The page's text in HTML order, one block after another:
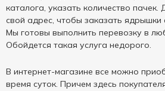
каталога, указать количество
свой адрес, чтобы заказать ядрышки
Мы готовы выполнить перевозку в
Обойдется такая услуга недорого.
В интернет-магазине все можно
время суток. Причем здесь